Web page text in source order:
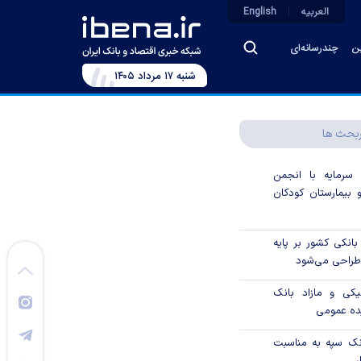
چندرسانه‌ای
العربیه English
شنبه ۱۷ مرداد ۱۴۰۵
ها
سرمایه با انجمن
بیمارستان کودکان
کشور بر پایه
طراحی می‌شود
و مازاد بانک
عمومی
سپه به مناسبت